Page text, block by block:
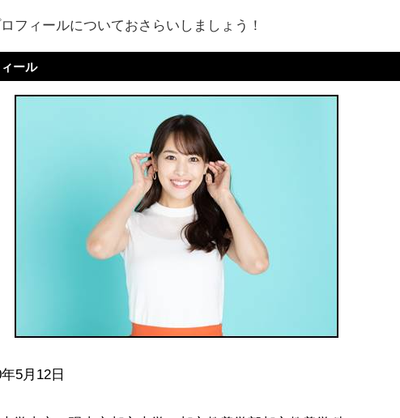
フィールについておさらいしましょう！
ール
5月12日